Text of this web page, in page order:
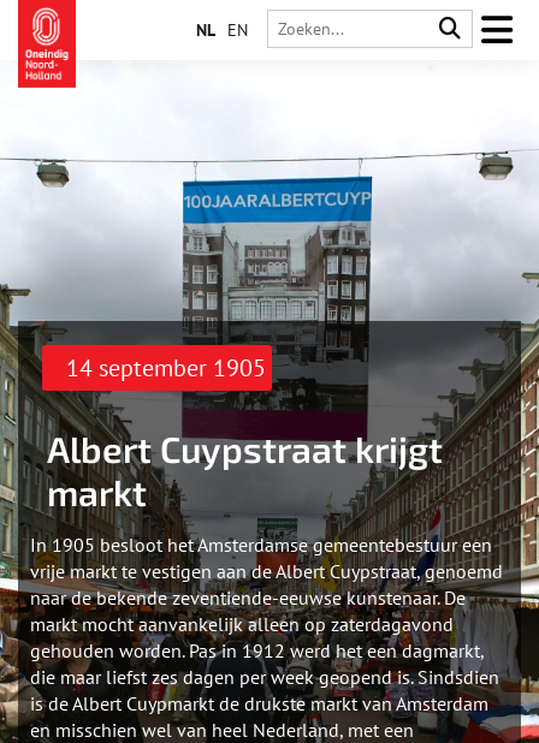
NL EN
14 september 1905
Albert Cuypstraat krijgt
markt
In 1905 besloot het Amsterdamse gemeentebestuur een
vrije markt te vestigen aan de Albert Cuypstraat, genoemd
naar de bekende zeventiende-eeuwse kunstenaar. De
markt mocht aanvankelijk alleen op zaterdagavond
gehouden worden. Pas in 1912 werd het een dagmarkt,
die maar liefst zes dagen per week geopend is. Sindsdien
is de Albert Cuypmarkt de drukste markt van Amsterdam
en misschien wel van heel Nederland, met een